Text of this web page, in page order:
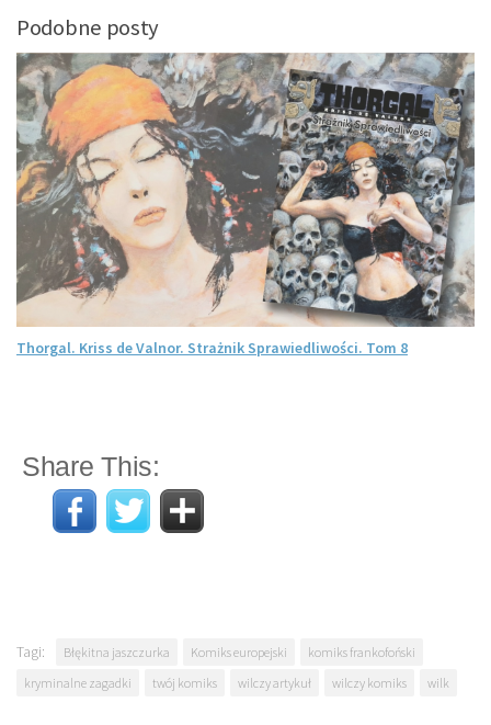
Podobne posty
Thorgal. Kriss de Valnor. Strażnik Sprawiedliwości. Tom 8
Share This:
Tagi: Błękitna jaszczurka Komiks europejski
komiks frankofoński
kryminalne zagadki
twój komiks wilczy artykuł wilczy komiks wilk